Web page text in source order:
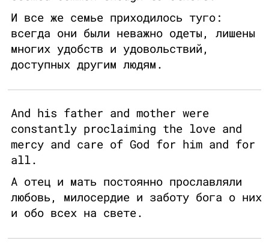
И все же семье приходилось туго:
всегда они были неважно одеты, лишены
многих удобств и удовольствий,
доступных другим людям.
And his father and mother were
constantly proclaiming the love and
mercy and care of God for him and for
all.
А отец и мать постоянно прославляли
любовь, милосердие и заботу бога о них
и обо всех на свете.